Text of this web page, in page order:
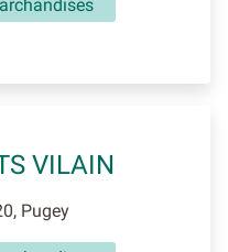
VILAIN
Pugey